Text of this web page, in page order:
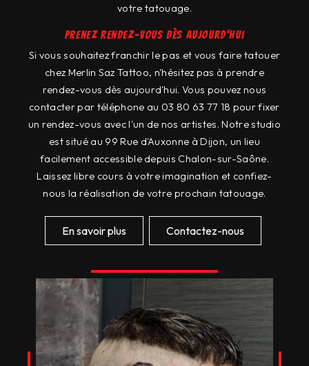
votre tatouage.
Prenez rendez-vous dès aujourd'hui
Si vous souhaitez franchir le pas et vous faire tatouer
chez Merlin Saz Tattoo, n'hésitez pas à prendre
rendez-vous dès aujourd'hui. Vous pouvez nous
contacter par téléphone au 03 80 63 77 18 pour fixer
un rendez-vous avec l'un de nos artistes. Notre studio
est situé au 99 Rue d'Auxonne à Dijon, un lieu
facilement accessible depuis Chalon-sur-Saône.
Laissez libre cours à votre imagination et confiez-
nous la réalisation de votre prochain tatouage.
En savoir plus Contactez-nous